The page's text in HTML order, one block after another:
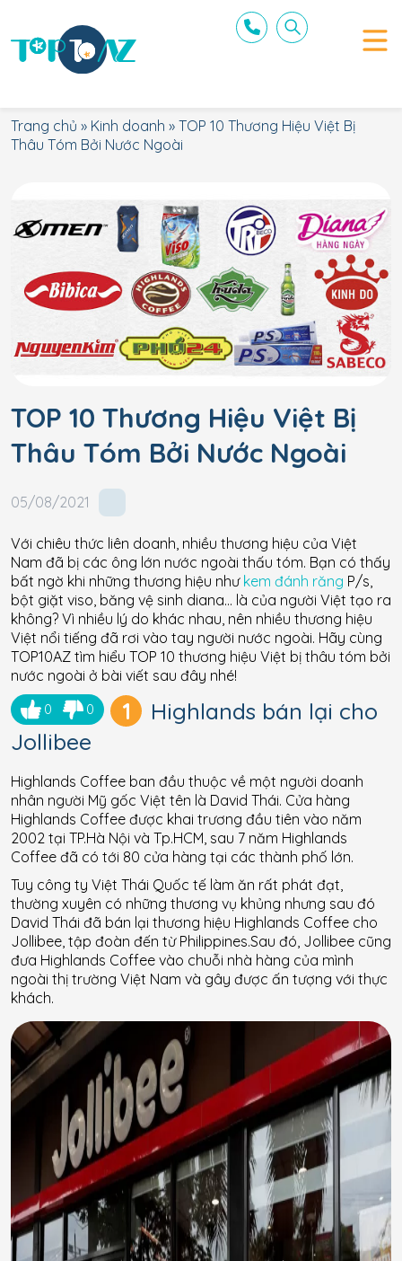
Trang chủ » Kinh doanh » TOP 10 Thương Hiệu Việt Bị
Thâu Tóm Bởi Nước Ngoài
TOP 10 Thương Hiệu Việt Bị
Thâu Tóm Bởi Nước Ngoài
05/08/2021
Với chiêu thức liên doanh, nhiều thương hiệu của Việt
Nam đã bị các ông lớn nước ngoài thấu tóm. Bạn có thấy
bất ngờ khi những thương hiệu như kem đánh răng P/s,
bột giặt viso, băng vệ sinh diana… là của người Việt tạo ra
không? Vì nhiều lý do khác nhau, nên nhiều thương hiệu
Việt nổi tiếng đã rơi vào tay người nước ngoài. Hãy cùng
TOP10AZ tìm hiểu TOP 10 thương hiệu Việt bị thâu tóm bởi
nước ngoài ở bài viết sau đây nhé!
0 0 1
Highlands bán lại cho
Jollibee
Highlands Coffee ban đầu thuộc về một người doanh
nhân người Mỹ gốc Việt tên là David Thái. Cửa hàng
Highlands Coffee được khai trương đầu tiên vào năm
2002 tại TP.Hà Nội và Tp.HCM, sau 7 năm Highlands
Coffee đã có tới 80 cửa hàng tại các thành phố lớn.
Tuy công ty Việt Thái Quốc tế làm ăn rất phát đạt,
thường xuyên có những thương vụ khủng nhưng sau đó
David Thái đã bán lại thương hiệu Highlands Coffee cho
Jollibee, tập đoàn đến từ Philippines.Sau đó, Jollibee cũng
đưa Highlands Coffee vào chuỗi nhà hàng của mình
ngoài thị trường Việt Nam và gây được ấn tượng với thực
khách.